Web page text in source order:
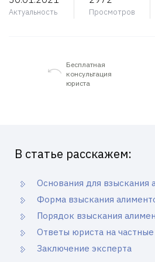
Актуальность Просмотров
Бесплатная
консультация
юриста
В статье расскажем:
Основания для взыскания
Форма взыскания
Порядок взыскания
Ответы юриста на
Заключение эксперта